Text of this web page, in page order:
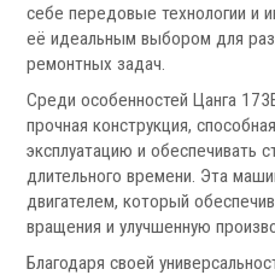
Револьверные головки
Запчасти для револьверных
Приводные блоки
Статические блоки
Переходные втулки
Системы УЦИ
себе передовые технологии и
её идеальным выбором для
ремонтных задач.
Среди особенностей Цанга
прочная конструкция,
эксплуатацию и обеспечивать
длительного времени. Эта
двигателем, который
вращения и улучшенную
Благодаря своей